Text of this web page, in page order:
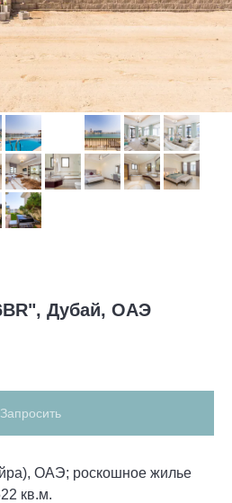
Дубай, ОАЭ
Запросить
ОАЭ; роскошное жильe
кв.м.